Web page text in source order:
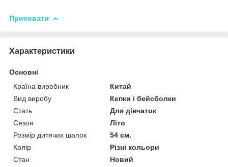
Приховати
Характеристики
Основні
Країна виробник
Китай
Вид виробу
Кепки і бейсболки
Стать
Для дівчаток
Сезон
Літо
Розмір дитячих шапок
54 см.
Колір
Різні кольори
Стан
Новий